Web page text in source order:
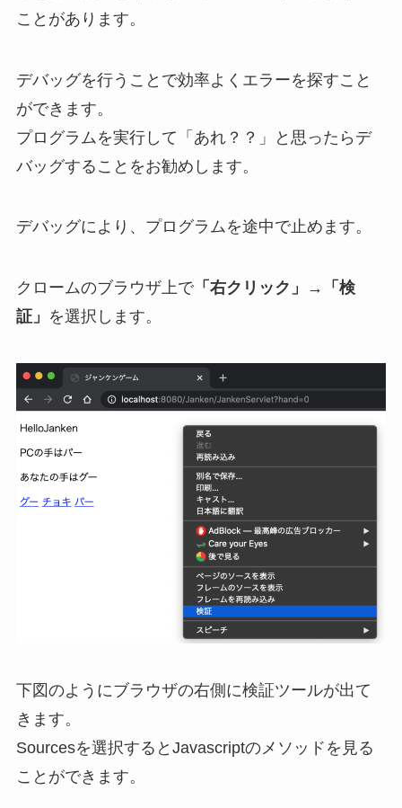
ことがあります。
デバッグを行うことで効率よくエラーを探すこと
ができます。
プログラムを実行して「 あれ？？ 」と思ったらデ
バッグすることをお勧めします。
デバッグにより、プログラムを途中で止めます。
クロームのブラウザ上で「右クリック」→「検
証」 を選択します。
下図のようにブラウザの右側に検証ツールが出て
きます。
Sourcesを選択するとJavascriptのメソッドを見る
ことができます。